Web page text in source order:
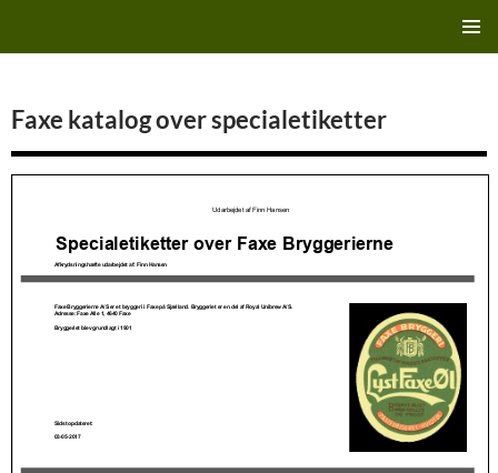
Faxe katalog over specialetiketter